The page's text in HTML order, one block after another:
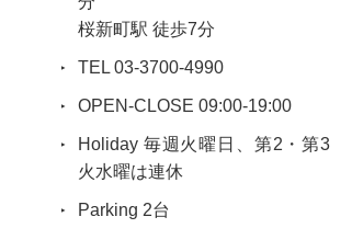
桜新町駅 徒歩7分
TEL 03-3700-4990
OPEN-CLOSE 09:00-19:00
Holiday 毎週火曜日、第2・第3
火水曜は連休
Parking 2台